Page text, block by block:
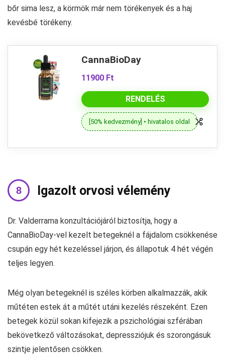
bőr sima lesz, a körmök már nem törékenyek és a haj
kevésbé törékeny.
CannaBioDay
11900 Ft
RENDELÉS
[50% kedvezmény] • hivatalos oldal
Igazolt orvosi vélemény
Dr. Valderrama konzultációjáról biztosítja, hogy a
CannaBioDay-vel kezelt betegeknél a fájdalom csökkenése
csupán egy hét kezeléssel járjon, és állapotuk 4 hét végén
teljes legyen.
Még olyan betegeknél is széles körben alkalmazzák, akik
műtéten estek át a műtét utáni kezelés részeként. Ezen
betegek közül sokan kifejezik a pszichológiai szférában
bekövetkező változásokat, depressziójuk és szorongásuk
szintje jelentősen csökken.